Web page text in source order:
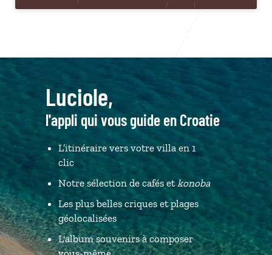
Luciole,
l'appli qui vous guide en Croatie
L’itinéraire vers votre villa en 1
clic
Notre sélection de cafés et konoba
Les plus belles criques et plages
géolocalisées
L'album souvenirs à composer